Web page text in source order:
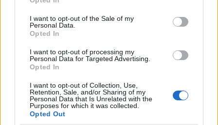
use your data for below specified purposes in below Google
consent section.
I want to opt-out of the Sale of my
Personal Data.
Opted In
I want to opt-out of processing my
Personal Data for Targeted Advertising.
Opted In
I want to opt-out of Collection, Use,
Retention, Sale, and/or Sharing of my
Personal Data that Is Unrelated with the
Purposes for which it was collected.
Opted Out
„Csonka évadot zárni nem felemelő
érzés"
mtothorsi•2020. július 15.